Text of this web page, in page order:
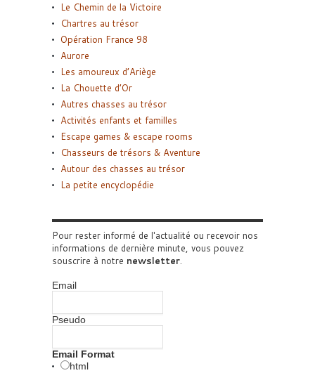
Le Chemin de la Victoire
Chartres au trésor
Opération France 98
Aurore
Les amoureux d’Ariège
La Chouette d’Or
Autres chasses au trésor
Activités enfants et familles
Escape games & escape rooms
Chasseurs de trésors & Aventure
Autour des chasses au trésor
La petite encyclopédie
Pour rester informé de l'actualité ou recevoir nos
informations de dernière minute, vous pouvez
souscrire à notre newsletter.
Email
Pseudo
Email Format
html